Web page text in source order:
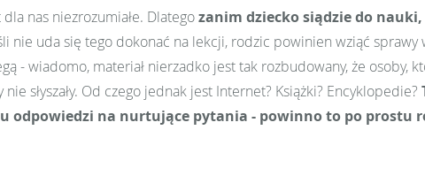
nas niezrozumiałe. Dlategozanim dziecko siądzie do
nie uda się tego dokonać na lekcji, rodzic powinien wziąć
- wiadomo, materiał nierzadko jest tak rozbudowany, że osoby,
słyszały. Od czego jednak jest Internet? Książki? Encyklopedie?
odpowiedzi na nurtujące pytania - powinno to po prostu